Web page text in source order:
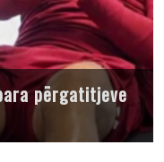
përgatitjeve